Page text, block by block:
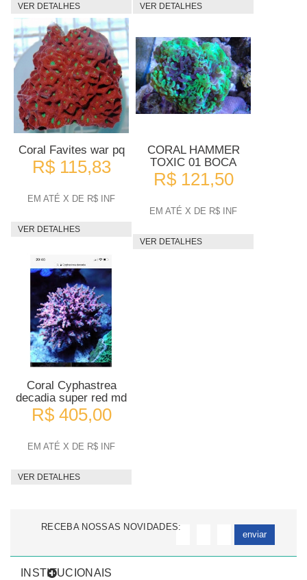
VER DETALHES VER DETALHES
Coral Favites war pq
R$ 115,83
EM ATÉ X DE R$ INF
VER DETALHES
CORAL HAMMER
TOXIC 01 BOCA
R$ 121,50
EM ATÉ X DE R$ INF
VER DETALHES
Coral Cyphastrea
decadia super red md
R$ 405,00
EM ATÉ X DE R$ INF
VER DETALHES
RECEBA NOSSAS NOVIDADES:
enviar
INSTITUCIONAIS